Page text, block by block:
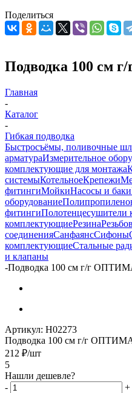
Поделиться
Подводка 100 см
Главная
-
Каталог
-
Гибкая подводка
Быстросъёмы, поливочные
арматураИзмерительное
комплектующие для монтажа
системыКотельноеКрепежи
фитингиМойкиНасосы и баки
оборудование
фитингиПолотенцесушители
комплектующиеРезина
соединенияСанфаянсСифоны
комплектующиеСтальные
и клапаны
-Подводка 100 см г/г
Артикул: Н02273
Подводка 100 см г/г
212 ₽/шт
5
Нашли дешевле?
-
+